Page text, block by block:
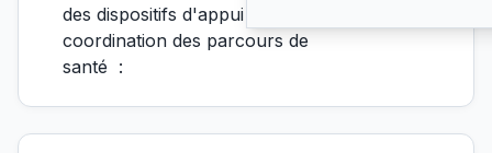
des dispositifs d'appui à la
coordination des parcours de
santé :